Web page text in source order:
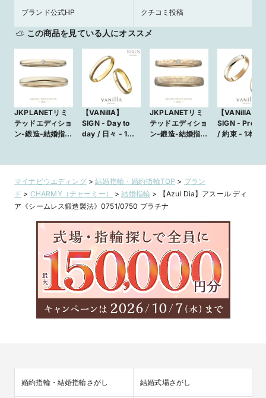
ブランド公式HP クチコミ投稿
この商品を見ている人にオススメ
JKPLANETリミ
テッドエディショ
ン-鍛造-結婚指輪
ド】
【VANillA】
SIGN - Day to
day / 日々 - 1本
【VANillA広島
店・福山本店】
JKPLANETリミ
テッドエディショ
ン-鍛造-結婚指輪
シャンパンゴール
ド】
【VANillA】
SIGN -
/ 約束 - 1本 《
【VANillA広島
マイナビウエディング>結婚指輪・婚約指輪TOP > ブラン
ド > CHARMY（チャーミー） >結婚指輪 >
【Azul Dia】アスール ディ
ア《シームレス鍛造製法》0751/0750 プラチナ
婚約指輪・結婚指輪さがし 結婚式場さがし